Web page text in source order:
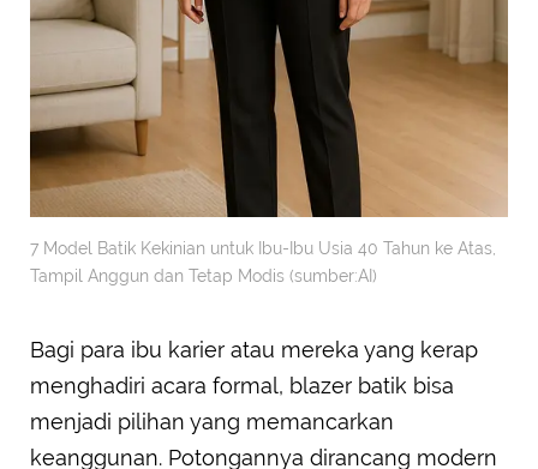
7 Model Batik Kekinian untuk Ibu-Ibu Usia 40 Tahun ke Atas,
Tampil Anggun dan Tetap Modis (sumber:AI)
Bagi para ibu karier atau mereka yang kerap
menghadiri acara formal, blazer batik bisa
menjadi pilihan yang memancarkan
keanggunan. Potongannya dirancang modern